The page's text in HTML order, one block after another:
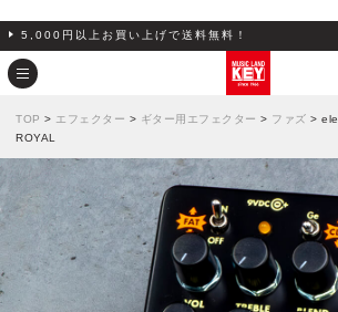
5,000円以上お買い上げで送料無料！
TOP > エフェクター > ギター用エフェクター > ファズ >
ROYAL